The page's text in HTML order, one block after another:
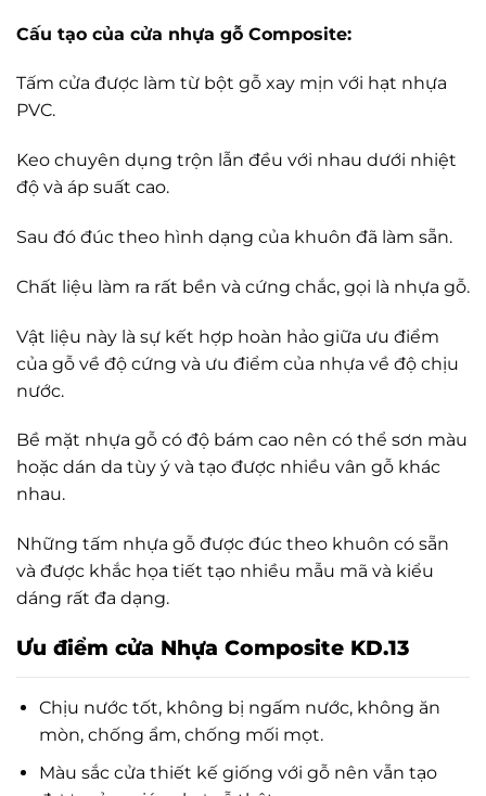
Cấu tạo của cửa nhựa gỗ Composite:
Tấm cửa được làm từ bột gỗ xay mịn với hạt nhựa
PVC.
Keo chuyên dụng trộn lẫn đều với nhau dưới nhiệt
độ và áp suất cao.
Sau đó đúc theo hình dạng của khuôn đã làm sẵn.
Chất liệu làm ra rất bền và cứng chắc, gọi là nhựa gỗ.
Vật liệu này là sự kết hợp hoàn hảo giữa ưu điểm
của gỗ về độ cứng và ưu điểm của nhựa về độ chịu
nước.
Bề mặt nhựa gỗ có độ bám cao nên có thể sơn màu
hoặc dán da tùy ý và tạo được nhiều vân gỗ khác
nhau.
Những tấm nhựa gỗ được đúc theo khuôn có sẵn
và được khắc họa tiết tạo nhiều mẫu mã và kiểu
dáng rất đa dạng.
Ưu điểm cửa Nhựa Composite KD.13
Chịu nước tốt, không bị ngấm nước, không ăn
mòn, chống ẩm, chống mối mọt.
Màu sắc cửa thiết kế giống với gỗ nên vẫn tạo